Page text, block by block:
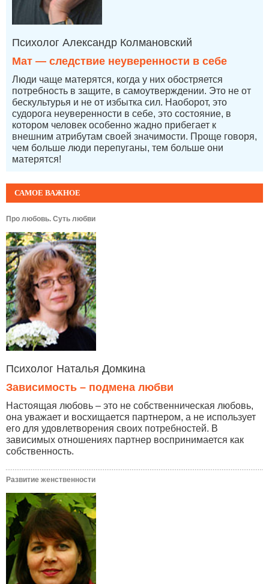
САМОЕ ВАЖНОЕ
Про любовь. Суть любви
Психолог Наталья Домкина
Зависимость – подмена любви
Настоящая любовь – это не собственническая любовь,
она уважает и восхищается партнером, а не использует
его для удовлетворения своих потребностей. В
зависимых отношениях партнер воспринимается как
собственность.
Развитие женственности
Психолог Александр Колмановский
Мат — следствие неуверенности в себе
Люди чаще матерятся, когда у них обостряется
потребность в защите, в самоутверждении. Это не от
бескультурья и не от избытка сил. Наоборот, это
судорога неуверенности в себе, это состояние, в
котором человек особенно жадно прибегает к
внешним атрибутам своей значимости. Проще говоря,
чем больше люди перепуганы, тем больше они
матерятся!